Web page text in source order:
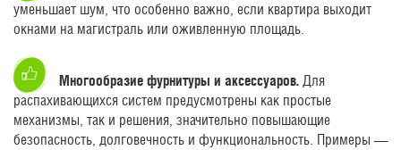
уменьшает шум, что особенно важно, если квартира выходит
окнами на магистраль или оживленную площадь.
Многообразие фурнитуры и аксессуаров. Для
распахивающихся систем предусмотрены как простые
механизмы, так и решения, значительно повышающие
безопасность, долговечность и функциональность. Примеры —